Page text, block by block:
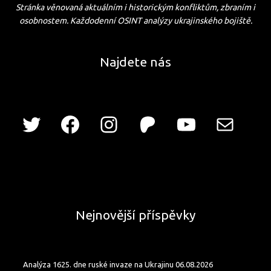
Stránka věnovaná aktuálním i historickým konfliktům, zbraním i
osobnostem. Každodenní OSINT analýzy ukrajinského bojiště.
Najdete nás
Nejnovější příspěvky
Analýza 1625. dne ruské invaze na Ukrajinu 06.08.2026